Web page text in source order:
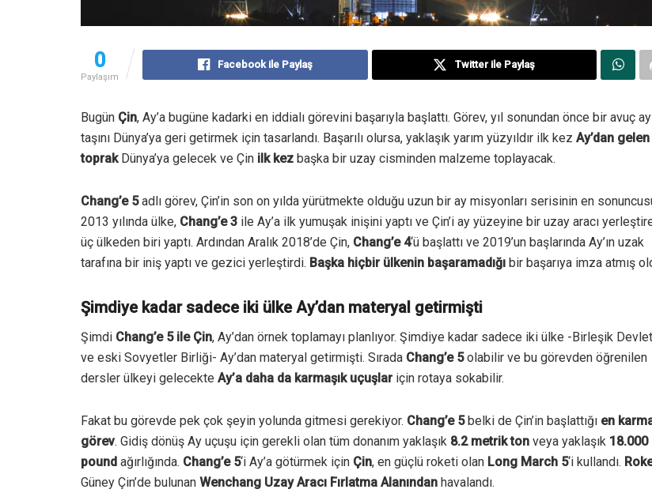
0
Paylaşım
Facebook ile Paylaş Twitter ile Paylaş
Bugün Çin, Ay’a bugüne kadarki en iddialı görevini başarıyla başlattı. Görev, yıl sonundan önce bir avuç ay
taşını Dünya’ya geri getirmek için tasarlandı. Başarılı olursa, yaklaşık yarım yüzyıldır ilk kez Ay’dan gelen
toprakDünya’ya gelecek ve Çin ilk kez başka bir uzay cisminden malzeme toplayacak.
Chang’e 5adlı görev, Çin’in son on yılda yürütmekte olduğu uzun bir ay misyonları serisinin en
2013 yılında ülke, Chang’e 3 ile Ay’a ilk yumuşak inişini yaptı ve Çin’i ay yüzeyine bir uzay aracı
üç ülkeden biri yaptı. Ardından Aralık 2018’de Çin, Chang’e 4‘ü başlattı ve 2019’un başlarında Ay’ın uzak
tarafına bir iniş yaptı ve gezici yerleştirdi. Başka hiçbir ülkenin başaramadığı bir başarıya imza atmış
Şimdiye kadar sadece iki ülke Ay’dan materyal getirmişti
Şimdi Chang’e 5 ile Çin, Ay’dan örnek toplamayı planlıyor. Şimdiye kadar sadece iki ülke -Birleşik
ve eski Sovyetler Birliği- Ay’dan materyal getirmişti. Sırada Chang’e 5olabilir ve bu görevden öğrenilen
dersler ülkeyi gelecekte Ay’a daha da karmaşık uçuşlariçin rotaya sokabilir.
Fakat bu görevde pek çok şeyin yolunda gitmesi gerekiyor. Chang’e 5belki de Çin’in başlattığı en
görev. Gidiş dönüş Ay uçuşu için gerekli olan tüm donanım yaklaşık 8.2 metrik ton veya yaklaşık 18.000
pound ağırlığında. Chang’e 5‘i Ay’a götürmek için Çin, en güçlü roketi olan Long March 5‘i kullandı.
Güney Çin’de bulunan Wenchang Uzay Aracı Fırlatma Alanından havalandı.